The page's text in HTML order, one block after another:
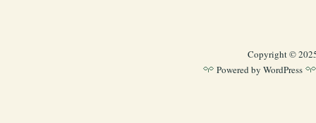
Copyright ©
Powered by WordPress